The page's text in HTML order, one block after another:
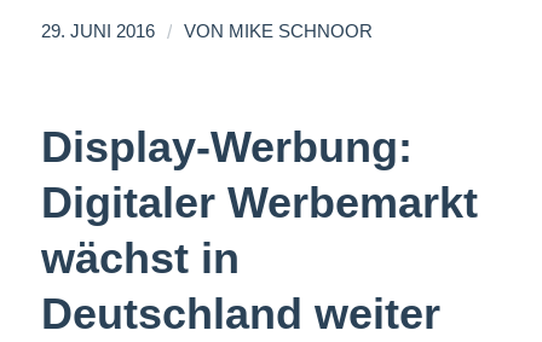
29. JUNI 2016 / VON MIKE SCHNOOR
Display-Werbung:
Digitaler Werbemarkt
wächst in
Deutschland weiter